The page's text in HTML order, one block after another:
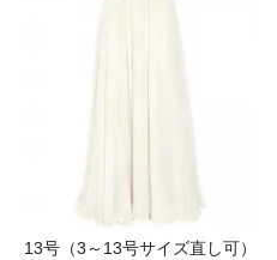
13号（3～13号サイズ直し可）